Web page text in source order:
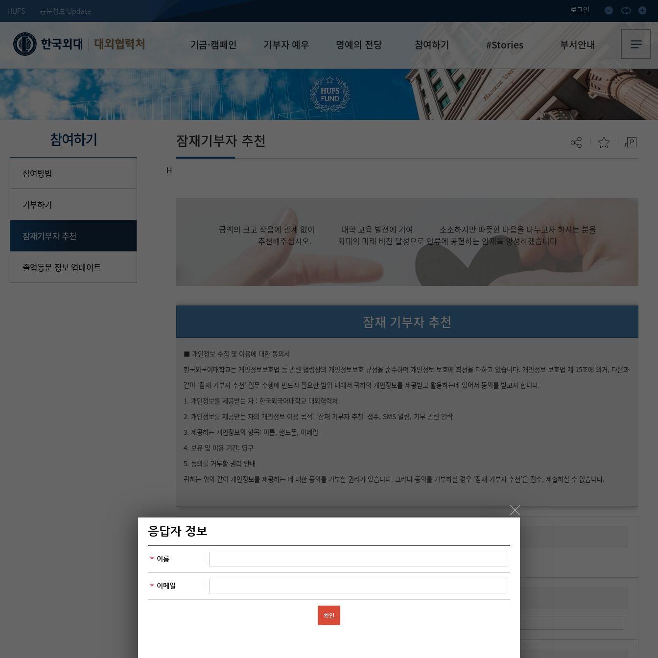
HUFS 동문정보 Update 로그인
대외협력처 기금·캠페인
학교발전기금
장학기금
선배드림 장학금
기부자 예우
예우 프로그램
세제 혜택
명예의 전당
HUFS Honor
Diamond Club
Platinum Club
참여하기
참여방법
기부하기
잠재기부자 추천
#Stories
기부·수혜스토리
기금소식
이달의 기부자
부서안내
업무안내
오시는 길
참여하기
참여방법
기부하기
잠재기부자 추천
졸업동문 정보 업데이트
H
잠재기부자 추천
금액의 크고 작음에 관계 없이 대학 교육 발전에 기여
소소하지만 따뜻한 마음을 나누고자 하시는 분을
추천해주십시오.
외대의 미래 비전 달성으로 인류에 공헌하는 인재를 양성하겠습니다
잠재 기부자 추천
■ 개인정보 수집 및 이용에 대한 동의서
한국외국어대학교는 개인정보보호법 등 관련 법령상의 개인정보보호 규정을 준수하며 개인정보 보호에 최선을 다하고 있습니다. 개인정보 보호법 제 15조에 의거, 다음과
같이 ‘잠재 기부자 추천’ 업무 수행에 반드시 필요한 범위 내에서 귀하의 개인정보를 제공받고 활용하는데 있어서 동의를 받고자 합니다.
1. 개인정보를 제공받는 자 : 한국외국어대학교 대외협력처
2. 개인정보를 제공받는 자의 개인정보 이용 목적: ‘잠재 기부자 추천‘ 접수, SMS 알림, 기부 관련 연락
3. 제공하는 개인정보의 항목: 이름, 핸드폰, 이메일
4. 보유 및 이용 기간: 영구
5. 동의를 거부할 권리 안내
귀하는 위와 같이 개인정보를 제공하는 데 대한 동의를 거부할 권리가 있습니다. 그러나 동의를 거부하실 경우 ‘잠재 기부자 추천’을 접수, 제출하실 수 없습니다.
개인정보 수집 및 이용에 대한 동의서
동의합니다
추천자 성명